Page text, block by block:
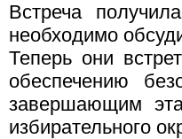
Встреча
необходимо
Теперь они
обеспечению
завершающим
избирательного